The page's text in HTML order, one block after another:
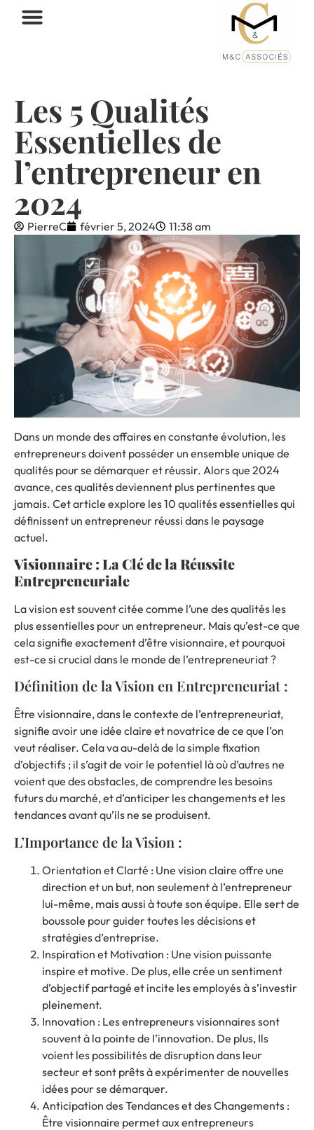
Les 5 Qualités
Essentielles de
l’entrepreneur en
2024
PierreC février 5, 2024 11:38 am
Dans un monde des affaires en constante évolution, les
entrepreneurs doivent posséder un ensemble unique de
qualités pour se démarquer et réussir. Alors que 2024
avance, ces qualités deviennent plus pertinentes que
jamais. Cet article explore les 10 qualités essentielles qui
définissent un entrepreneur réussi dans le paysage
actuel.
Visionnaire : La Clé de la Réussite
Entrepreneuriale
La vision est souvent citée comme l’une des qualités les
plus essentielles pour un entrepreneur. Mais qu’est-ce que
cela signifie exactement d’être visionnaire, et pourquoi
est-ce si crucial dans le monde de l’entrepreneuriat ?
Définition de la Vision en Entrepreneuriat :
Être visionnaire, dans le contexte de l’entrepreneuriat,
signifie avoir une idée claire et novatrice de ce que l’on
veut réaliser. Cela va au-delà de la simple fixation
d’objectifs ; il s’agit de voir le potentiel là où d’autres ne
voient que des obstacles, de comprendre les besoins
futurs du marché, et d’anticiper les changements et les
tendances avant qu’ils ne se produisent.
L’Importance de la Vision :
Orientation et Clarté : Une vision claire offre une
direction et un but, non seulement à l’entrepreneur
lui-même, mais aussi à toute son équipe. Elle sert de
boussole pour guider toutes les décisions et
stratégies d’entreprise.
Inspiration et Motivation : Une vision puissante
inspire et motive. De plus, elle crée un sentiment
d’objectif partagé et incite les employés à s’investir
pleinement.
Innovation : Les entrepreneurs visionnaires sont
souvent à la pointe de l’innovation. De plus, Ils
voient les possibilités de disruption dans leur
secteur et sont prêts à expérimenter de nouvelles
idées pour se démarquer.
Anticipation des Tendances et des Changements :
Être visionnaire permet aux entrepreneurs